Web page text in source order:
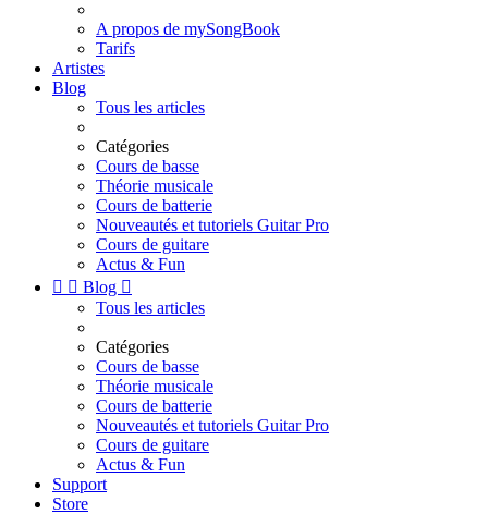
A propos de mySongBook
Tarifs
Artistes
Blog
Tous les articles
Catégories
Cours de basse
Théorie musicale
Cours de batterie
Nouveautés et tutoriels Guitar Pro
Cours de guitare
Actus & Fun
  Blog 
Tous les articles
Catégories
Cours de basse
Théorie musicale
Cours de batterie
Nouveautés et tutoriels Guitar Pro
Cours de guitare
Actus & Fun
Support
Store